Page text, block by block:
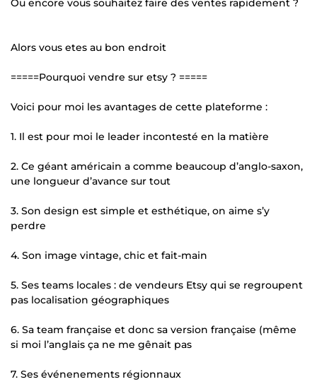
Ou encore vous souhaitez faire des ventes rapidement ?
Alors vous etes au bon endroit
=====Pourquoi vendre sur etsy ? =====
Voici pour moi les avantages de cette plateforme :
1. Il est pour moi le leader incontesté en la matière
2. Ce géant américain a comme beaucoup d’anglo-saxon,
une longueur d’avance sur tout
3. Son design est simple et esthétique, on aime s’y
perdre
4. Son image vintage, chic et fait-main
5. Ses teams locales : de vendeurs Etsy qui se regroupent
pas localisation géographiques
6. Sa team française et donc sa version française (même
si moi l’anglais ça ne me gênait pas
7. Ses événenements régionnaux